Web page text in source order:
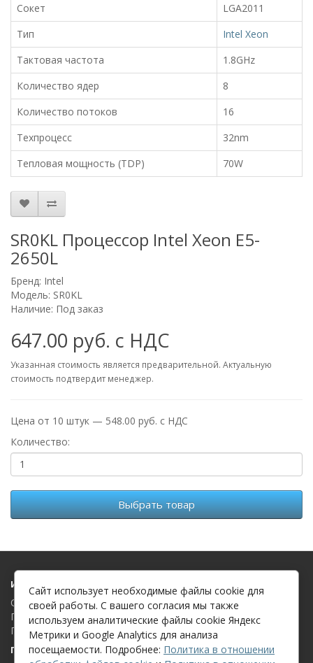
Сокет
LGA2011
Тип
Intel Xeon
Тактовая частота
1.8GHz
Количество ядер
8
Количество потоков
16
Техпроцесс
32nm
Тепловая мощность (TDP)
70W
SR0KL Процессор Intel Xeon E5-
2650L
Бренд: Intel
Модель: SR0KL
Наличие: Под заказ
647.00 руб. с НДС
Указанная стоимость является предварительной. Актуальную
стоимость подтвердит менеджер.
Цена от 10 штук — 548.00 руб. с НДС
Количество:
Выбрать товар
Информация
О компании
Политика в отношении обработки файлов cookie
Политика в отношении обработки персональных данных
Поддержка клиентов
Сайт использует необходимые файлы cookie для
своей работы. С вашего согласия мы также
используем аналитические файлы cookie Яндекс
Метрики и Google Analytics для анализа
посещаемости. Подробнее: Политика в отношении